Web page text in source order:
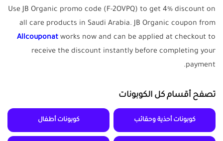
Use JB Organic promo code (F-2OVPQ) to get 4% discount on
all care products in Saudi Arabia. JB Organic coupon from
Allcouponat works now and can be applied at checkout to
receive the discount instantly before completing your
payment.
تصفح أقسام كل الكوبونات
كوبونات أحذية وحقائب كوبونات أطفال